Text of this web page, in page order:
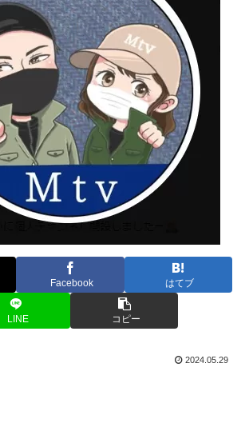
Facebook はてブ
LINE コピー
2024.05.29